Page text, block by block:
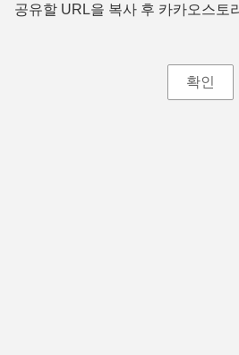
공유할 URL을 복사 후 카카오스토
확인